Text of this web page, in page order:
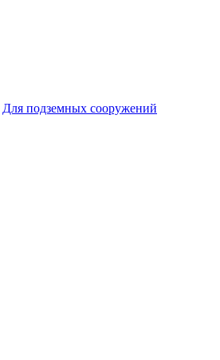
Для подземных сооружений